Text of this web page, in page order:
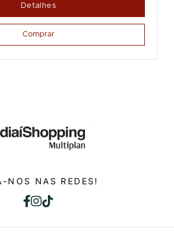
Detalhes
Comprar
NOS NAS REDES!